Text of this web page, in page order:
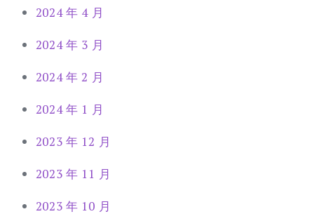
2024 年 4 月
2024 年 3 月
2024 年 2 月
2024 年 1 月
2023 年 12 月
2023 年 11 月
2023 年 10 月